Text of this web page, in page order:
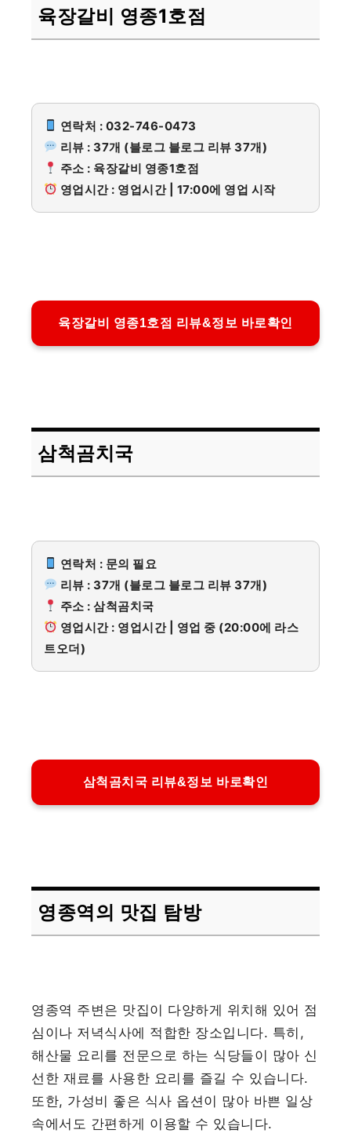
육장갈비 영종1호점
연락처 : 032-746-0473
리뷰 : 37개 (블로그 블로그 리뷰 37개)
주소 : 육장갈비 영종1호점
영업시간 : 영업시간 | 17:00에 영업 시작
육장갈비 영종1호점 리뷰&정보 바로확인
삼척곰치국
연락처 : 문의 필요
리뷰 : 37개 (블로그 블로그 리뷰 37개)
주소 : 삼척곰치국
영업시간 : 영업시간 | 영업 중 (20:00에 라스
트오더)
삼척곰치국 리뷰&정보 바로확인
영종역의 맛집 탐방
영종역 주변은 맛집이 다양하게 위치해 있어 점
심이나 저녁식사에 적합한 장소입니다. 특히,
해산물 요리를 전문으로 하는 식당들이 많아 신
선한 재료를 사용한 요리를 즐길 수 있습니다.
또한, 가성비 좋은 식사 옵션이 많아 바쁜 일상
속에서도 간편하게 이용할 수 있습니다.